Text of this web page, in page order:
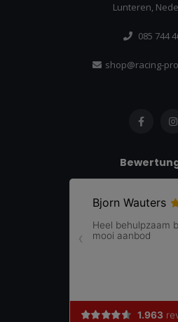
Lunteren,
085 744
shop@racing-